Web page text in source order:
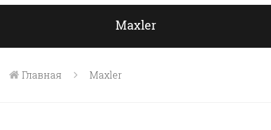
Maxler
Главная Maxler